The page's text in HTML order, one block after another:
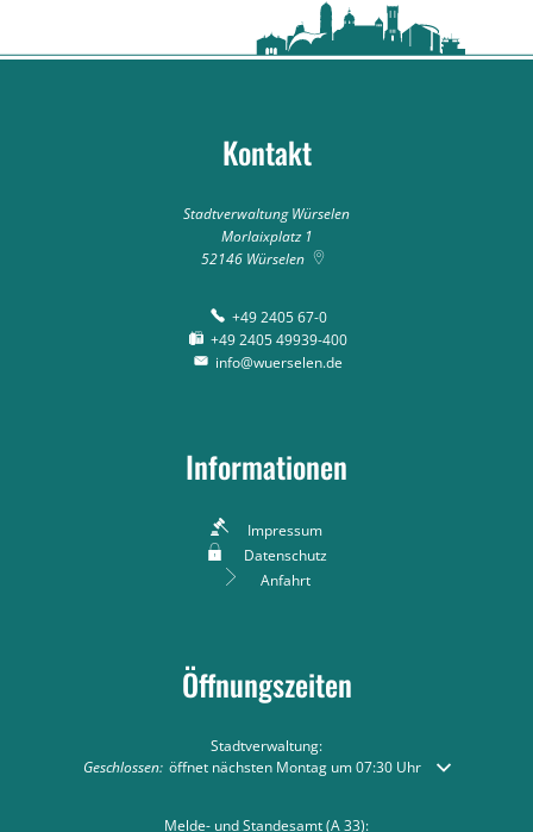
Kontakt
Stadtverwaltung Würselen
Morlaixplatz 1
52146 Würselen
+49 2405 67-0
+49 2405 49939-400
info@wuerselen.de
Informationen
Impressum
Datenschutz
Anfahrt
Öffnungszeiten
Stadtverwaltung:
Klicken, um weitere Öffnungs- oder Schließzeiten auszublenden
Geschlossen: öffnet nächsten Montag um 07:30 Uhr
Melde- und Standesamt (A 33):